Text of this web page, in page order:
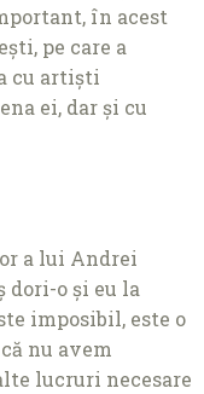
în acest
pe care a
cu artiști
ei, dar și cu
a lui Andrei
dori-o și eu la
imposibil, este o
nu avem
lucruri necesare